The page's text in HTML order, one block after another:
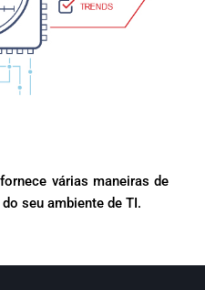
várias maneiras de
seu ambiente de TI.